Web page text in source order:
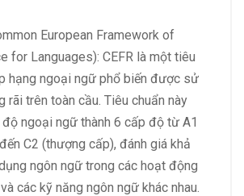
European Framework of
for Languages): CEFR là một tiêu
hạng ngoại ngữ phổ biến được sử
rãi trên toàn cầu. Tiêu chuẩn này
ngoại ngữ thành 6 cấp độ từ A1
C2 (thượng cấp), đánh giá khả
ngôn ngữ trong các hoạt động
các kỹ năng ngôn ngữ khác nhau.